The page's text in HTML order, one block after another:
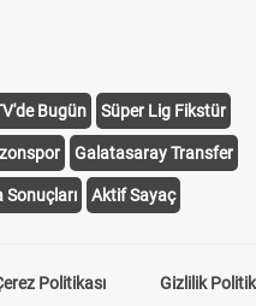
çok tercih edildiğini
kolaylaştırır.
bu bilgiler ışığında
hesaplanan oranlardır.
Bugün Süper Lig Fikstür
Galatasaray Transfer
Sonuçları Aktif Sayaç
Politikası Gizlilik